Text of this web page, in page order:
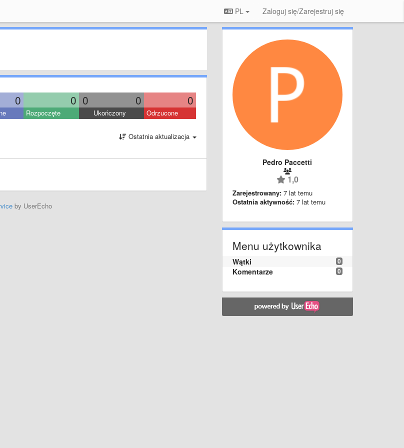
PL Zaloguj się/Zarejestruj się
0 0 0 0 0
Rozpoczęte Ukończony Odrzucone
Ostatnia aktualizacja
by UserEcho
Pedro Paccetti
1,0
Zarejestrowany: 7 lat temu
Ostatnia aktywność: 7 lat temu
Menu użytkownika
0
Wątki
0
Komentarze